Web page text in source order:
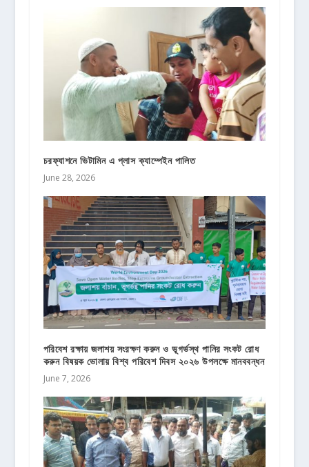
চরফ্যাশনে ভিটামিন এ প্লাস ক্যাম্পেইন পালিত
June 28, 2026
পরিবেশ রক্ষায় জলাশয় সংরক্ষণ করুন ও ভূগর্ভস্থ পানির সংকট রোধ
করুন বিষয়ক ভোলায় বিশ্ব পরিবেশ দিবস ২০২৬ উপলক্ষে মানববন্ধন
June 7, 2026